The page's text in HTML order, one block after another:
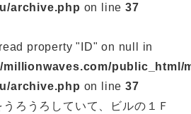
archive.php on line37
property "ID" on null in
public_html/
archive.php on line37
ろうろしていて、ビルの１Ｆ